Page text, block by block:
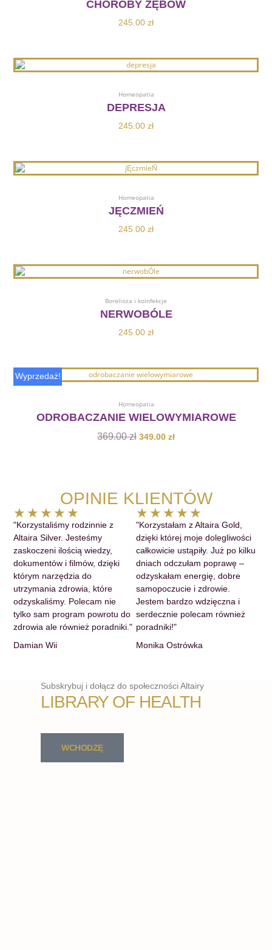
CHOROBY ZĘBÓW
245.00 zł
Homeopatia
DEPRESJA
245.00 zł
Homeopatia
JĘCZMIEŃ
245.00 zł
Borelioza i koinfekcje
NERWOBÓLE
245.00 zł
Wyprzedaż!
Homeopatia
ODROBACZANIE WIELOWYMIAROWE
369.00zł
Pierwotna
369.00 zł.
349.00 zł
Aktualna
349.00 zł.
OPINIE KLIENTÓW
★ ★ ★ ★ ★
5
z
5
"Korzystaliśmy rodzinnie z
Altaira Silver. Jesteśmy
zaskoczeni ilością wiedzy,
dokumentów i filmów, dzięki
którym narzędzia do
utrzymania zdrowia, które
odzyskaliśmy. Polecam nie
tylko sam program powrotu do
zdrowia ale również poradniki."
Damian Wii
★ ★ ★ ★ ★
5
z
5
"Korzystałam z Altaira Gold,
dzięki której moje dolegliwości
całkowicie ustąpiły. Już po kilku
dniach odczułam poprawę –
odzyskałam energię, dobre
samopoczucie i zdrowie.
Jestem bardzo wdzięczna i
serdecznie polecam również
poradniki!"
Monika Ostrówka
Subskrybuj i dołącz do społeczności Altairy
LIBRARY OF HEALTH
WCHODZĘ